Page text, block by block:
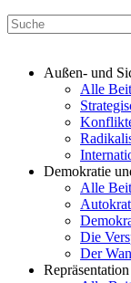
Außen- und
Alle
Demokratie
Alle
Die
Der